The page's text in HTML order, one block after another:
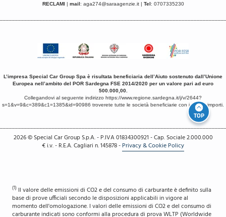
RECLAMI | mail: aga274@saraagenzie.it| Tel: 0707335230
L’impresa Special Car Group Spa è risultata beneficiaria dell’Aiuto sostenuto dall’Unione
Europea nell’ambito del POR Sardegna FSE 2014/2020 per un valore pari ad euro
500.000,00.
Collegandovi al seguente indirizzo https://www.regione.sardegna.it/j/v/2644?
s=1&v=9&c=389&c1=1385&id=90986 troverete tutte le società beneficiarie con i relativi importi.
TOP
2026© Special Car Group S.p.A. - P.IVA 01834300921 - Cap. Sociale 2.000.000
€ i.v. - R.E.A. Cagliari n. 145878- Privacy & Cookie Policy
(1) Il valore delle emissioni di CO2 e del consumo di carburante è definito sulla
base di prove ufficiali secondo le disposizioni applicabili in vigore al
momento dell'omologazione. I valori delle emissioni di CO2 e del consumo di
carburante indicati sono conformi alla procedura di prova WLTP (Worldwide